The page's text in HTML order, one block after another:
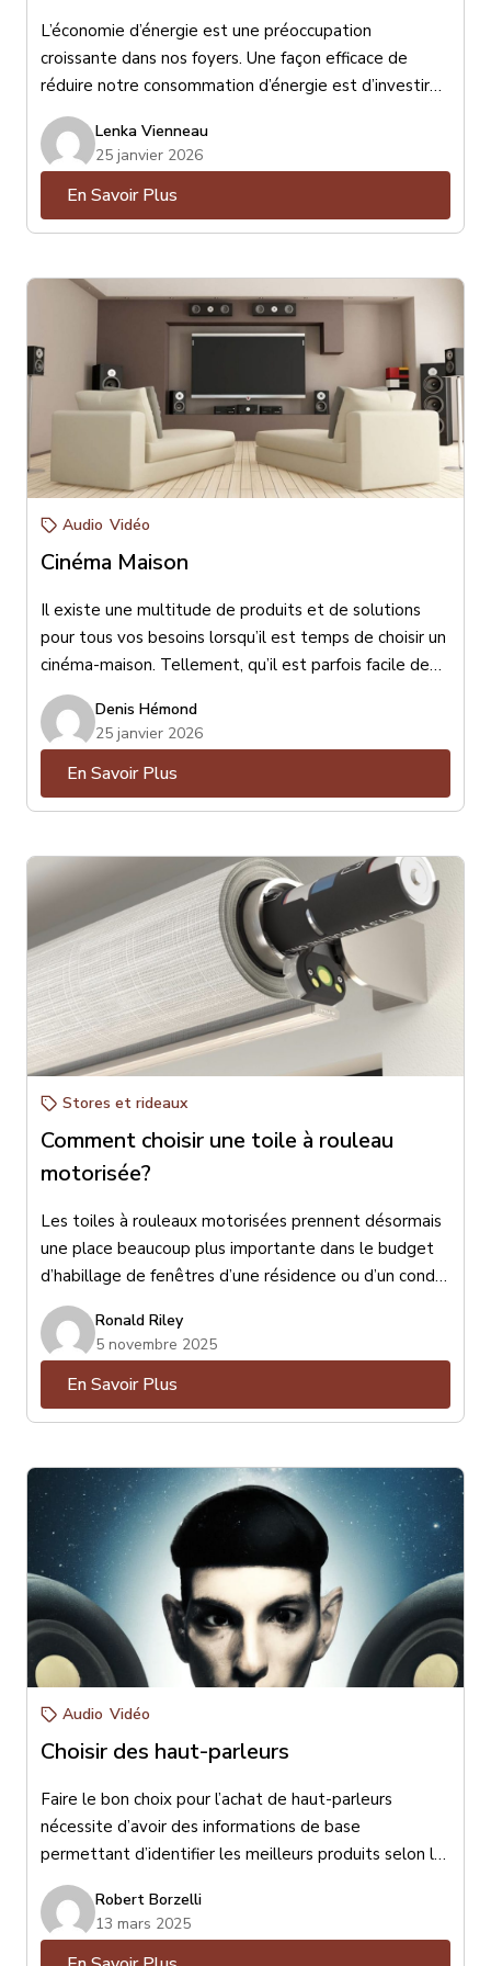
L’économie d’énergie est une préoccupation
croissante dans nos foyers. Une façon efficace de
réduire notre consommation d’énergie est d’investir
dans des stores performants. Les stores peuvent
jouer un rôle important dans l’isolation thermique de
nos maisons, ce qui peut avoir un impact significatif sur
notre consommation d’énergie et nos factures de
chauffage et de climatisation
Lenka Vienneau
25 janvier 2026
En Savoir Plus
Audio Vidéo
Cinéma Maison
Il existe une multitude de produits et de solutions
pour tous vos besoins lorsqu’il est temps de choisir un
cinéma-maison. Tellement, qu’il est parfois facile de
s’y perdre ! Est-ce mieux un téléviseur ou un
projecteur ? Un ensemble de haut-parleurs (encastrés
ou de surface) ou une barre de son ? Petit, moyen ou
gros haut-parleur de sous-grave ? Toutes ces
questions sont essentielles et peuvent être résolues
Denis Hémond
25 janvier 2026
En Savoir Plus
Stores et rideaux
Comment choisir une toile à rouleau
motorisée?
Les toiles à rouleaux motorisées prennent désormais
une place beaucoup plus importante dans le budget
d’habillage de fenêtres d’une résidence ou d’un condo.
Surtout depuis l’entrée en vigueur de la loi canadienne
de 2022 qui oblige les fabricants de toiles à rouleaux
d’éliminer toute chaînette ou corde apparente afin
d’éviter des accidents et des risques d’étranglements
protégeant ainsi les enfants et même certains
Ronald Riley
5 novembre 2025
En Savoir Plus
Audio Vidéo
Choisir des haut-parleurs
Faire le bon choix pour l’achat de haut-parleurs
nécessite d’avoir des informations de base
permettant d’identifier les meilleurs produits selon le
format de votre lieu d’écoute, vos goûts musicaux,
l’esthétisme désiré et votre budget. Pour faire le bon
choix il est essentiel de bien connaître vos goûts afin
Robert Borzelli
13 mars 2025